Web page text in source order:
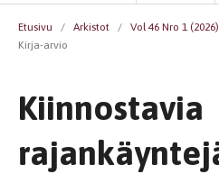
Etusivu / Arkistot / Vol 46 Nro 1
Kirja-arvio
Kiinnostavia